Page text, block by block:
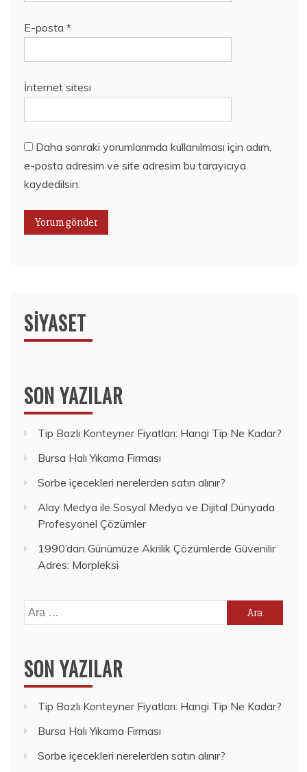
E-posta *
İnternet sitesi
Daha sonraki yorumlarımda kullanılması için adım,
e-posta adresim ve site adresim bu tarayıcıya
kaydedilsin.
SIYASET
SON YAZILAR
Tip Bazlı Konteyner Fiyatları: Hangi Tip Ne Kadar?
Bursa Halı Yıkama Firması
Sorbe içecekleri nerelerden satın alınır?
Alay Medya ile Sosyal Medya ve Dijital Dünyada
Profesyonel Çözümler
1990’dan Günümüze Akrilik Çözümlerde Güvenilir
Adres: Morpleksi
Arama:
SON YAZILAR
Tip Bazlı Konteyner Fiyatları: Hangi Tip Ne Kadar?
Bursa Halı Yıkama Firması
Sorbe içecekleri nerelerden satın alınır?